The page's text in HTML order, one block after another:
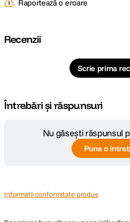
Raportează o eroare
Recenzii
Scrie prima
Întrebări și răspunsuri
Nu găsești răspunsul
Pune o
Informatii conformitate produs